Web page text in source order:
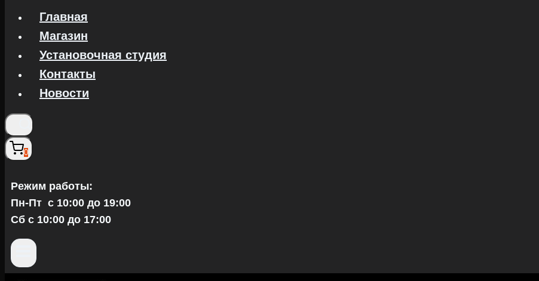
Главная
Магазин
Установочная студия
Контакты
Новости
0
Режим работы:
Пн-Пт c 10:00 до 19:00
Сб с 10:00 до 17:00